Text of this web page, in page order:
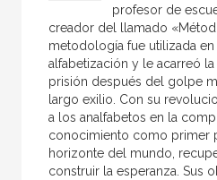
profesor de
creador del llamado
metodología fue utilizada
alfabetización y le acarreó
prisión después del golpe
largo exilio. Con su
a los analfabetos en la
conocimiento como primer
horizonte del mundo,
construir la esperanza. Sus